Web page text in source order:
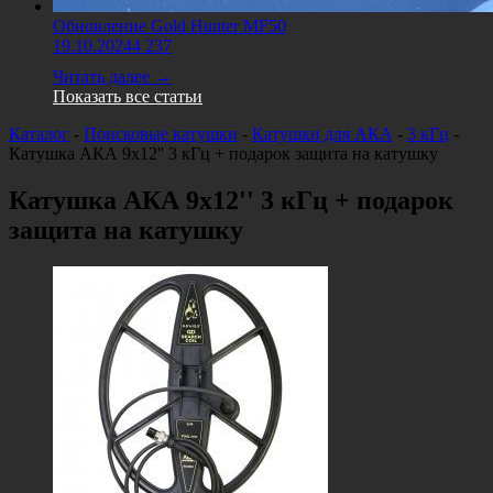
Обновление Gold Hunter MF50
19.10.20244 237
Читать далее →
Показать все статьи
Каталог - Поисковые катушки - Катушки для АКА - 3 кГц -
Катушка АКА 9х12'' 3 кГц + подарок защита на катушку
Катушка АКА 9х12'' 3 кГц + подарок
защита на катушку